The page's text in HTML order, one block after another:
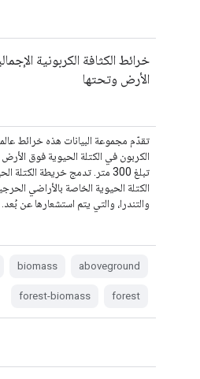
خرائط الكثافة الكربونية
الأرض وتحتها
تقدّم مجموعة البيانات هذه خرائط
تبلغ 300 متر. تدمج خريطة
الكتلة الحيوية الخاصة بالأراضي
والتندرا، والتي يتم استشعارها عن
aboveground
biomass
forest
forest-biomass